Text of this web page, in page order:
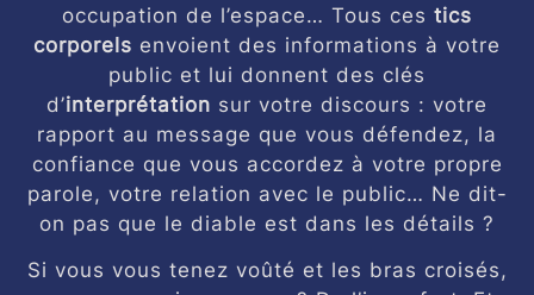
occupation de l’espace… Tous ces tics
corporels envoient des informations à votre
public et lui donnent des clés
d’interprétation sur votre discours : votre
rapport au message que vous défendez, la
confiance que vous accordez à votre propre
parole, votre relation avec le public… Ne dit-
on pas que le diable est dans les détails ?
Si vous vous tenez voûté et les bras croisés,